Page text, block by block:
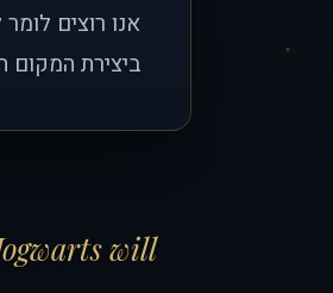
אנו רוצים
ביצירת המקום
will